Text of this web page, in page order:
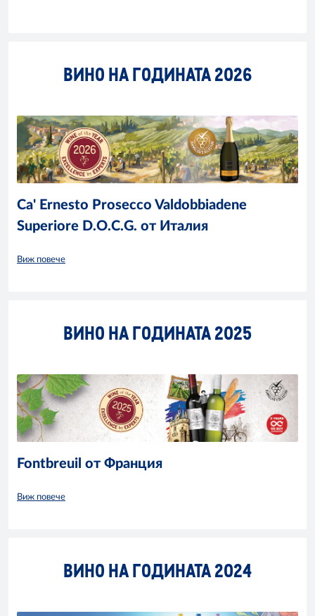
ВИНО НА ГОДИНАТА 2026
Ca' Ernesto Prosecco Valdobbiadene
Superiore D.O.C.G. от Италия
Виж повече
ВИНО НА ГОДИНАТА 2025
Fontbreuil от Франция
Виж повече
ВИНО НА ГОДИНАТА 2024